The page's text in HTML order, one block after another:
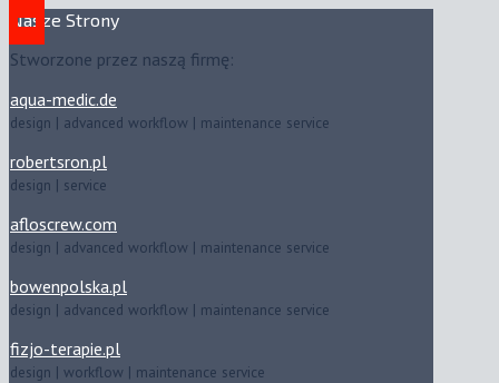
Nasze Strony
Stworzone przez naszą firmę:
aqua-medic.de
design | advanced workflow | maintenance service
robertsron.pl
design | service
afloscrew.com
design | advanced workflow | maintenance service
bowenpolska.pl
design | advanced workflow | maintenance service
fizjo-terapie.pl
design | workflow | maintenance service